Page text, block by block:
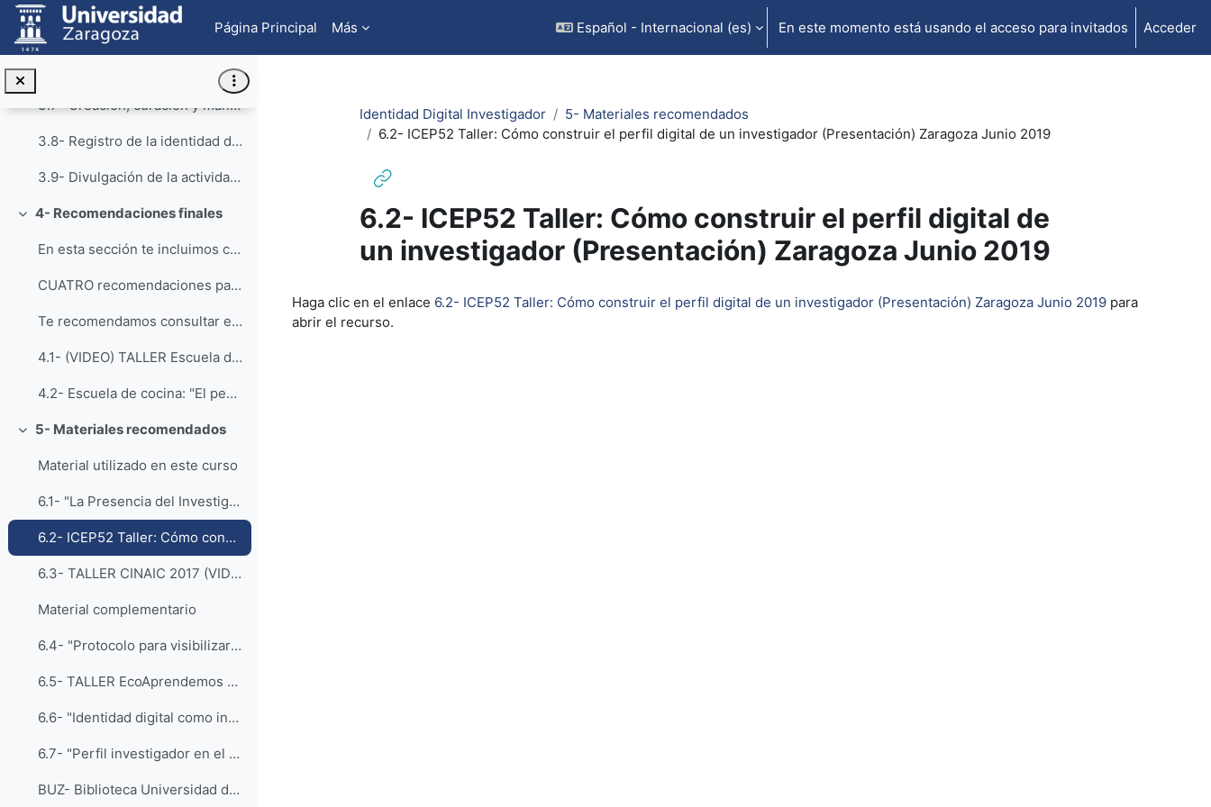
Salta al contenido principal
Página Principal
Más Español - Internacional ‎(es)‎ En este momento está usando el acceso para invitados Acceder
3.5- Creación y curación de un perfil en Google Scholar
3.6- Creación y mantenimiento de un perfil en ResearchGate
3.7- Creación, curación y mantenimiento de un perfil como revisor en WoS (ResearcherID / Publons)
3.8- Registro de la identidad digital en un formato de fácil consulta y actualización
3.9- Divulgación de la actividad científica
Colapsar
4- Recomendaciones finales
En esta sección te incluimos cuatro recomendacione...
CUATRO recomendaciones para obtener buenos resultados de tu perfil digital
Te recomendamos consultar este vídeo y presentació...
4.1- (VIDEO) TALLER Escuela de Cocina CINAIC 2019
4.2- Escuela de cocina: "El perfil del investigador: Menú degustación con una opción exprés, ejecutivo y gourmet" (PPT)
Colapsar
5- Materiales recomendados
Material utilizado en este curso
6.1- "La Presencia del Investigador en el Ecosistema Digital de la Ciencia Abierta" (Artículo CINAIC) Madrid, Octubre 2019
6.2- ICEP52 Taller: Cómo construir el perfil digital de un investigador (Presentación) Zaragoza Junio 2019
6.3- TALLER CINAIC 2017 (VIDEO) 50:45
Material complementario
6.4- "Protocolo para visibilizar la producción científica en el ecosistema digital" (Presentación) León, Junio 2019
6.5- TALLER EcoAprendemos 2018 (VIDEO) 1:34:57
6.6- "Identidad digital como investigadores. La evidencia y la transparencia de la producción científica" Artículo EKS
6.7- "Perfil investigador en el ámbito de las Ciencias Sociales" (Presentación Salamanca, Febrero 2019
BUZ- Biblioteca Universidad de Zaragoza (Gestión Producción Científica)
Identidad Digital Investigador
5- Materiales recomendados
6.2- ICEP52 Taller: Cómo construir el perfil digital de un investigador (Presentación) Zaragoza Junio 2019
6.2- ICEP52 Taller: Cómo construir el perfil digital de
un investigador (Presentación) Zaragoza Junio 2019
Haga clic en el enlace 6.2- ICEP52 Taller: Cómo construir el perfil digital de un investigador (Presentación) Zaragoza Junio 2019 para
abrir el recurso.